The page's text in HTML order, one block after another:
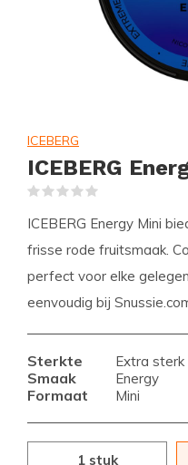
ICEBERG
ICEBERG
ICEBERG Energy Mini
frisse rode fruitsmaak.
perfect voor elke
eenvoudig bij
Sterkte Extra sterk
Smaak Energy
Formaat Mini
1 stuk